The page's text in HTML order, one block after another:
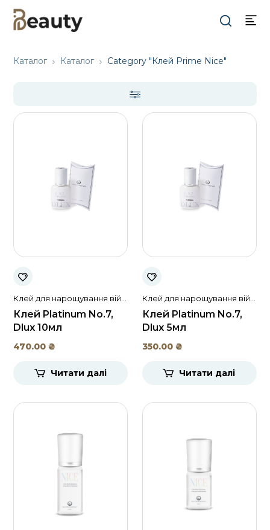
Каталог Каталог Category "Клей Prime Nice"
Клей для нарощування вій і
брів
Клей Platinum No.7,
Dlux 10мл
470.00₴
Читати далі
Клей для нарощування вій і
брів
Клей Platinum No.7,
Dlux 5мл
350.00 ₴
Читати далі